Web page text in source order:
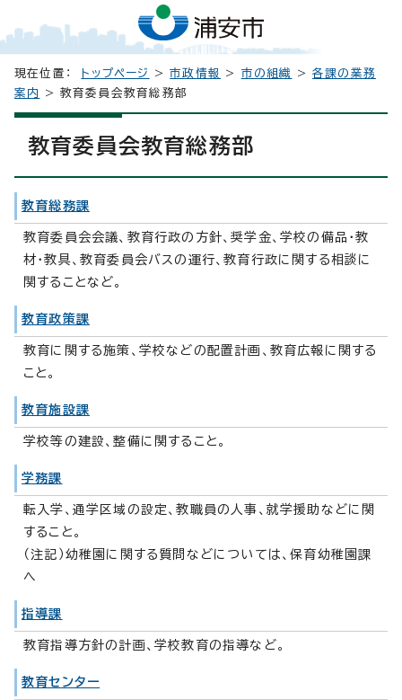
現在位置： トップページ >市政情報 > 市の組織 >各課の業務
案内
> 教育委員会教育総務部
教育委員会教育総務部
教育総務課
教育委員会会議、教育行政の方針、奨学金、学校の備品・教
材・教具、教育委員会バスの運行、教育行政に関する相談に
関することなど。
教育政策課
教育に関する施策、学校などの配置計画、教育広報に関する
こと。
教育施設課
学校等の建設、整備に関すること。
学務課
転入学、通学区域の設定、教職員の人事、就学援助などに関
すること。
（注記）幼稚園に関する質問などについては、保育幼稚園課
へ
指導課
教育指導方針の計画、学校教育の指導など。
教育センター